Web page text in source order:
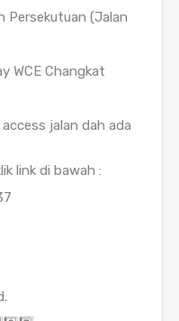
Persekutuan (Jalan
WCE Changkat
jalan dah ada
link di bawah :